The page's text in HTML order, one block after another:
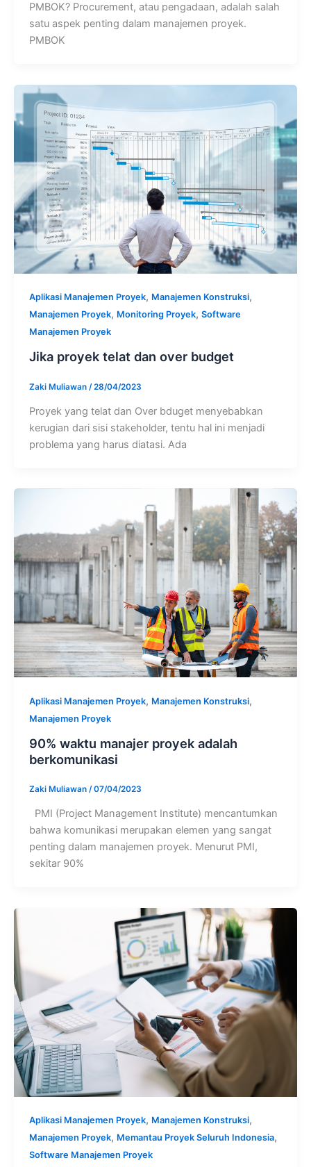
PMBOK? Procurement, atau pengadaan, adalah salah
satu aspek penting dalam manajemen proyek.
PMBOK
Aplikasi Manajemen Proyek, Manajemen Konstruksi,
Manajemen Proyek, Monitoring Proyek, Software
Manajemen Proyek
Jika proyek telat dan over budget
Zaki Muliawan /28/04/2023
Proyek yang telat dan Over bduget menyebabkan
kerugian dari sisi stakeholder, tentu hal ini menjadi
problema yang harus diatasi. Ada
Aplikasi Manajemen Proyek, Manajemen Konstruksi,
Manajemen Proyek
90% waktu manajer proyek adalah
berkomunikasi
Zaki Muliawan /07/04/2023
PMI (Project Management Institute) mencantumkan
bahwa komunikasi merupakan elemen yang sangat
penting dalam manajemen proyek. Menurut PMI,
sekitar 90%
Aplikasi Manajemen Proyek, Manajemen Konstruksi,
Manajemen Proyek, Memantau Proyek Seluruh Indonesia,
Software Manajemen Proyek